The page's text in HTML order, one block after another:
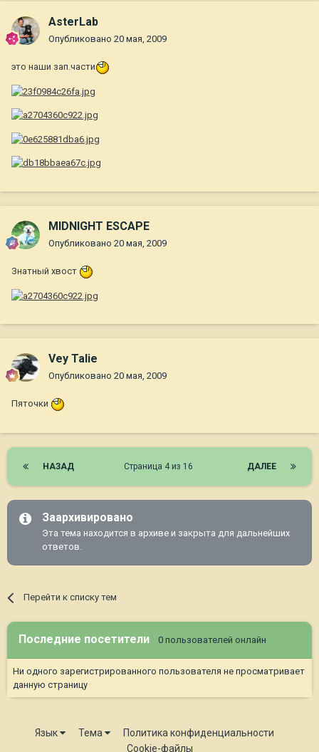
AsterLab
Опубликовано 20 мая, 2009
это наши зап.части
MIDNIGHT ESCAPE
Опубликовано 20 мая, 2009
Знатный хвост
Vey Talie
Опубликовано 20 мая, 2009
Пяточки
НАЗАД ДАЛЕЕ
Страница 4 из 16
Заархивировано
Эта тема находится в архиве и закрыта для дальнейших
ответов.
Перейти к списку тем
Последние посетители 0 пользователей онлайн
Ни одного зарегистрированного пользователя не просматривает
данную страницу
Язык Тема
Политика конфиденциальности
Cookie-файлы